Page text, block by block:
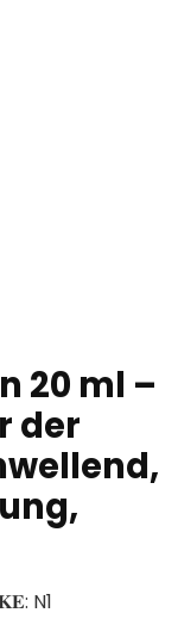
20 ml –
der
N1